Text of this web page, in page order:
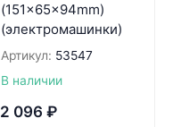
(151x65x94mm)
(электромaшинки)
Артикул: 53547
В наличии
2 096 ₽